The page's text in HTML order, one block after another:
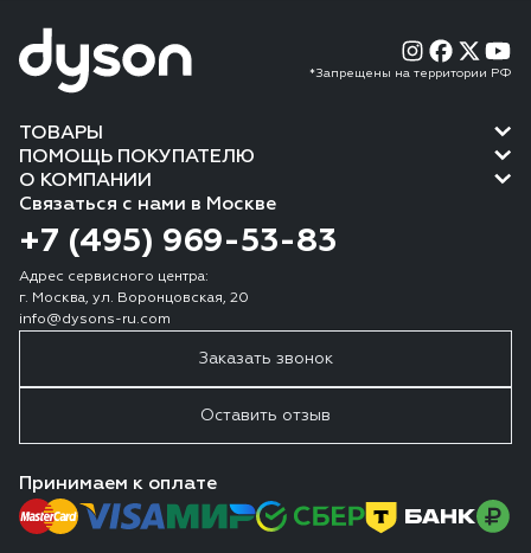
*Запрещены на территории РФ
ТОВАРЫ
ПОМОЩЬ ПОКУПАТЕЛЮ
О КОМПАНИИ
Связаться с нами в Москве
+7 (495) 969-53-83
Адрес сервисного центра:
г. Москва, ул. Воронцовская, 20
info@dysons-ru.com
Заказать звонок
Оставить отзыв
Принимаем к оплате